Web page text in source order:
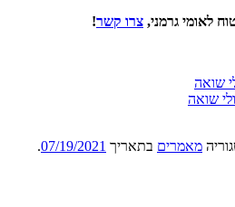
לאומי גרמני, צרו קשר!
שואה
שואה
מאמרים בתאריך 07/19/2021
.